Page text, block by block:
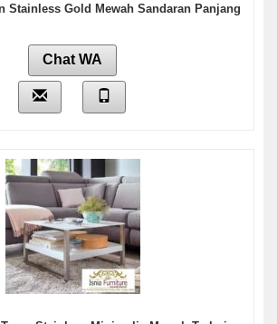
Stainless Gold Mewah Sandaran Panjang
Chat WA